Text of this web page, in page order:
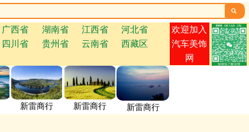

广西省 湖南省 江西省
河北省
四川省 贵州省 云南省
西藏区
欢迎加入
汽车美饰
网
新雷商行 新雷商行 新雷商行